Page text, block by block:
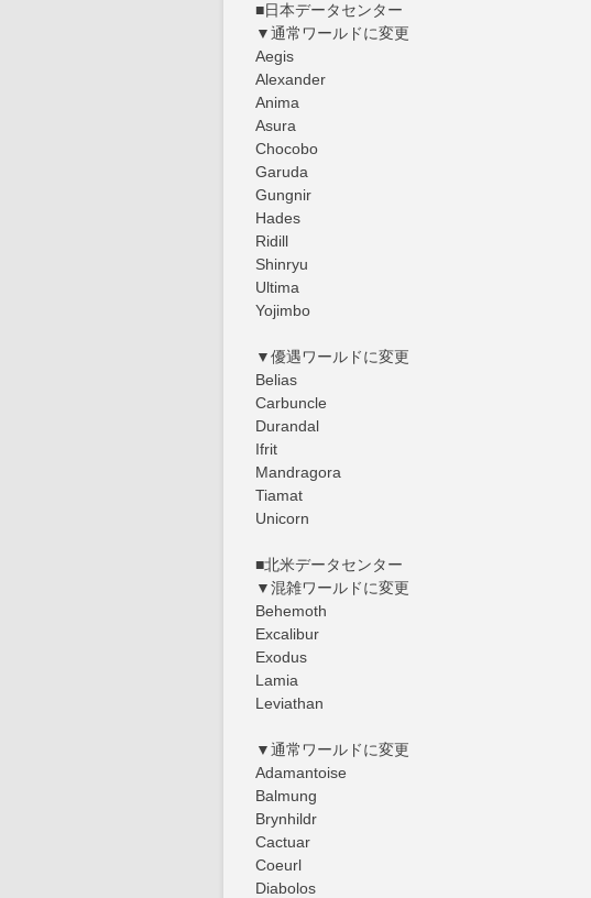
■日本データセンター
▼通常ワールドに変更
Aegis
Alexander
Anima
Asura
Chocobo
Garuda
Gungnir
Hades
Ridill
Shinryu
Ultima
Yojimbo
▼優遇ワールドに変更
Belias
Carbuncle
Durandal
Ifrit
Mandragora
Tiamat
Unicorn
■北米データセンター
▼混雑ワールドに変更
Behemoth
Excalibur
Exodus
Lamia
Leviathan
▼通常ワールドに変更
Adamantoise
Balmung
Brynhildr
Cactuar
Coeurl
Diabolos